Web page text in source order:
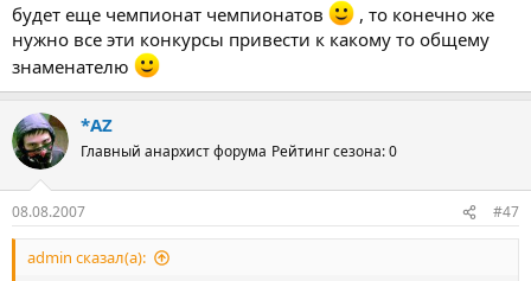
будет еще чемпионат чемпионатов
, то конечно же
нужно все эти конкурсы привести к какому то общему
знаменателю
*AZ
Главный анархист форума Рейтинг сезона: 0
08.08.2007 #47
admin сказал(а):